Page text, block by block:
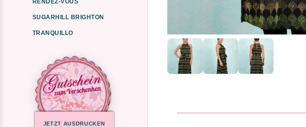
RENDEZ-VOUS
SUGARHILL BRIGHTON
TRANQUILLO
JETZT AUSDRUCKEN